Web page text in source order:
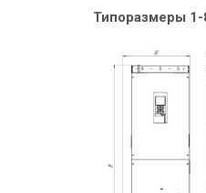
Типоразмеры 1-